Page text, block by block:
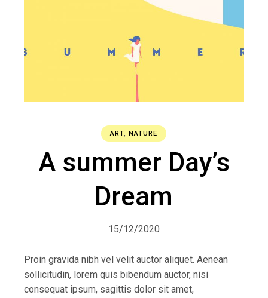
ART, NATURE
A summer Day’s
Dream
15/12/2020
Proin gravida nibh vel velit auctor aliquet. Aenean
sollicitudin, lorem quis bibendum auctor, nisi
consequat ipsum, sagittis dolor sit amet,